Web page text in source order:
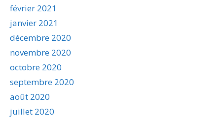
février 2021
janvier 2021
décembre 2020
novembre 2020
octobre 2020
septembre 2020
août 2020
juillet 2020